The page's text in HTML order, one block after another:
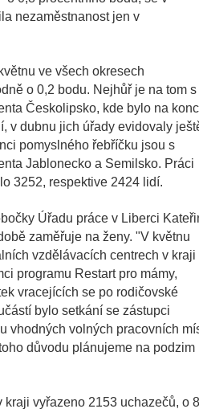
nezaměstnanost jen v
ve všech okresech
o 0,2 bodu. Nejhůř je na tom s
Českolipsko, kde bylo na
v dubnu jich úřady evidovaly
pomyslného řebříčku jsou s
Jablonecko a Semilsko. Práci
3252, respektive 2424 lidí.
Úřadu práce v Liberci
zaměřuje na ženy. "V květnu
vzdělávacích centrech v kraji
programu Restart pro mámy,
vracejících se po rodičovské
bylo setkání se zástupci
vhodných volných pracovních
důvodu plánujeme na podzim
kraji vyřazeno 2153 uchazečů, o